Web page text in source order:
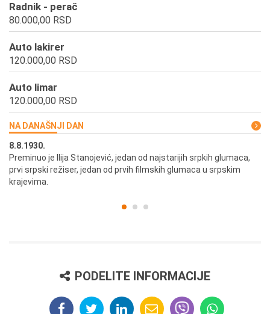
Radnik - perač
80.000,00 RSD
Auto lakirer
120.000,00 RSD
Auto limar
120.000,00 RSD
NA DANAŠNJI DAN
8.8.1930.
Preminuo je Ilija Stanojević, jedan od najstarijih srpkih glumaca,
prvi srpski režiser, jedan od prvih filmskih glumaca u srpskim
krajevima.
PODELITE INFORMACIJE